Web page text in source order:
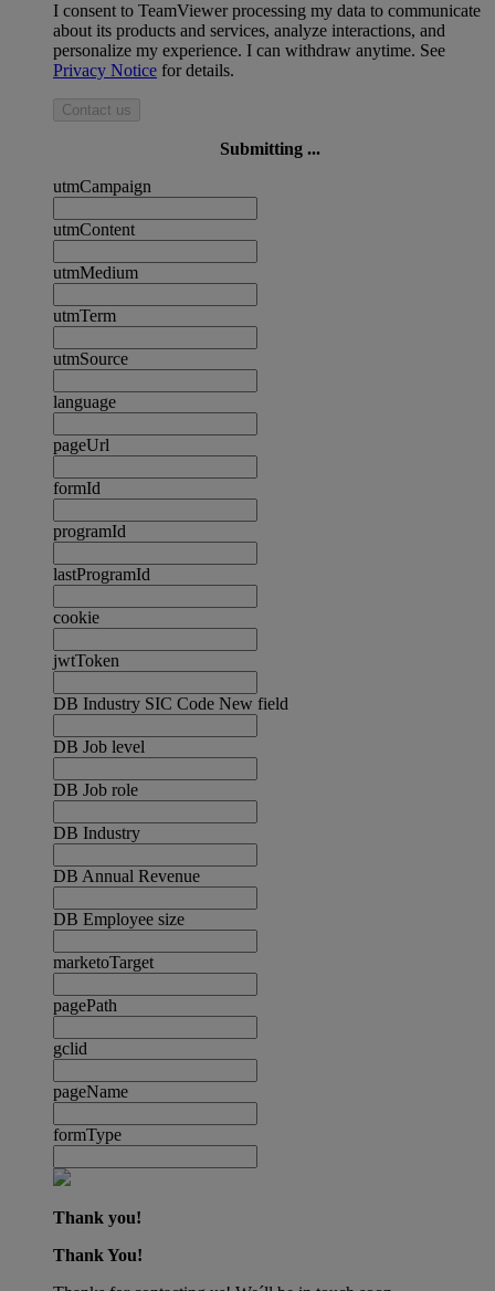
I consent to TeamViewer processing my data to communicate
about its products and services, analyze interactions, and
personalize my experience. I can withdraw anytime. See
Privacy Notice for details.
Contact us
Submitting ...
utmCampaign
utmContent
utmMedium
utmTerm
utmSource
language
pageUrl
formId
programId
lastProgramId
cookie
jwtToken
DB Industry SIC Code New field
DB Job level
DB Job role
DB Industry
DB Annual Revenue
DB Employee size
marketoTarget
pagePath
gclid
pageName
formType
Thank you!
Thank You!